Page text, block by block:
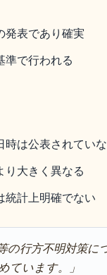
発表であり確実
準で行われる
時は公表されてい
り大きく異なる
統計上明確でない
の行方不明対策に
ています。」